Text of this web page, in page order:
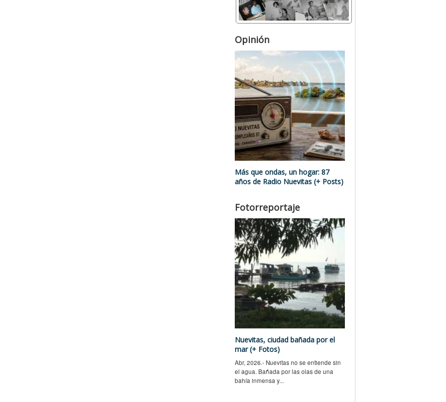
Opinión
Más que ondas, un hogar: 87
años de Radio Nuevitas (+ Posts)
Fotorreportaje
Nuevitas, ciudad bañada por el
mar (+ Fotos)
Abr, 2026.- Nuevitas no se entiende sin
el agua. Bañada por las olas de una
bahía inmensa y...